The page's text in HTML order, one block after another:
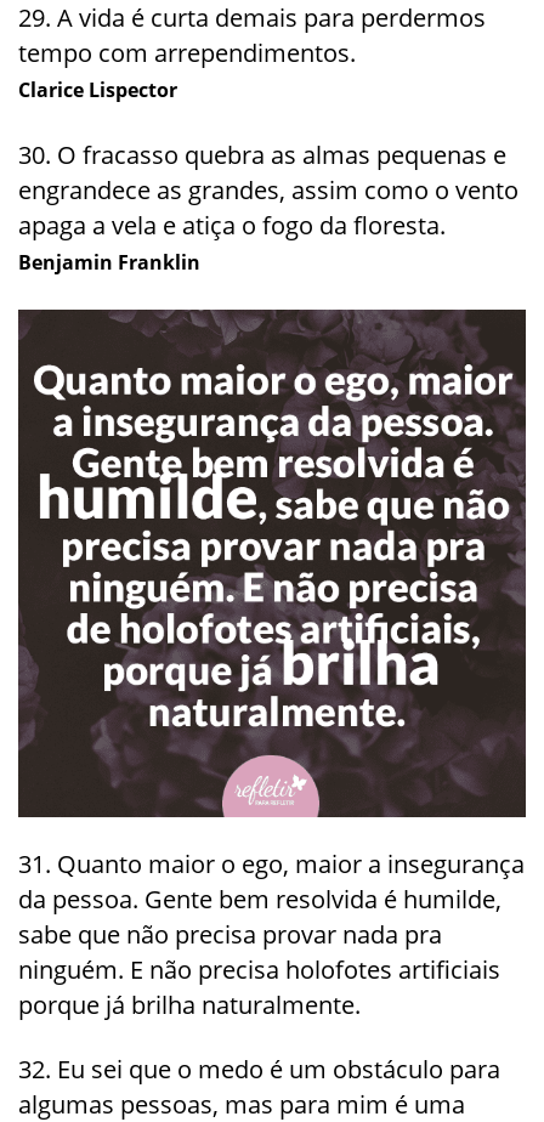
29. A vida é curta demais para perdermos
tempo com arrependimentos.
Clarice Lispector
30. O fracasso quebra as almas pequenas e
engrandece as grandes, assim como o vento
apaga a vela e atiça o fogo da floresta.
Benjamin Franklin
31. Quanto maior o ego, maior a insegurança
da pessoa. Gente bem resolvida é humilde,
sabe que não precisa provar nada pra
ninguém. E não precisa holofotes artificiais
porque já brilha naturalmente.
32. Eu sei que o medo é um obstáculo para
algumas pessoas, mas para mim é uma